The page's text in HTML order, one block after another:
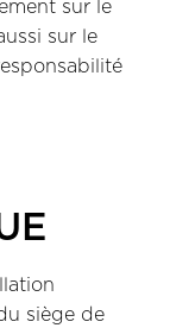
sur le
sur le
siège de